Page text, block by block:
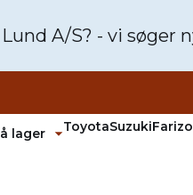
A/S? - vi søger
lager ToyotaSuzuki